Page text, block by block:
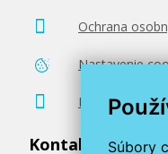
Súbory
Ochrana
Nastavenie
Poradenstvo
Kontaktujte nás